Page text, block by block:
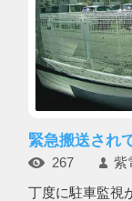
緊急搬送され
267 紫
丁度に駐車監視